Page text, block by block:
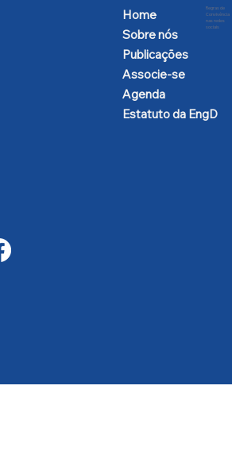
Home
Sobre nós
Publicações
Associe-se
Agenda
Estatuto da EngD
Regras de
Convivência
nas redes
sociais